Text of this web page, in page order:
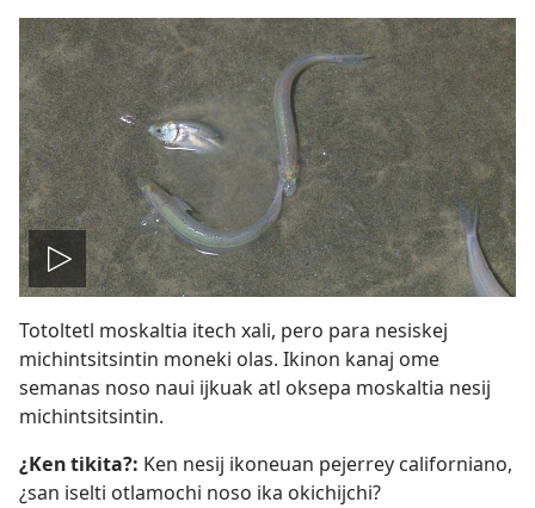
Ma
peua
video
Totoltetl moskaltia itech xali, pero para nesiskej
michintsitsintin moneki olas. Ikinon kanaj ome
semanas noso naui ijkuak atl oksepa moskaltia nesij
michintsitsintin.
¿Ken tikita?: Ken nesij ikoneuan pejerrey californiano,
¿san iselti otlamochi noso ika okichijchi?